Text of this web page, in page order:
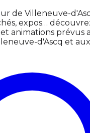
de Villeneuve-
expos…
et animations
d'Ascq et